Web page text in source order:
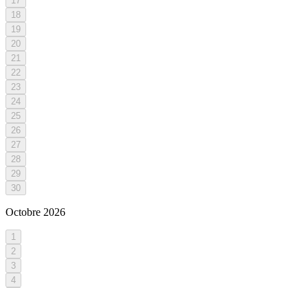
18
19
20
21
22
23
24
25
26
27
28
29
30
Octobre 2026
1
2
3
4